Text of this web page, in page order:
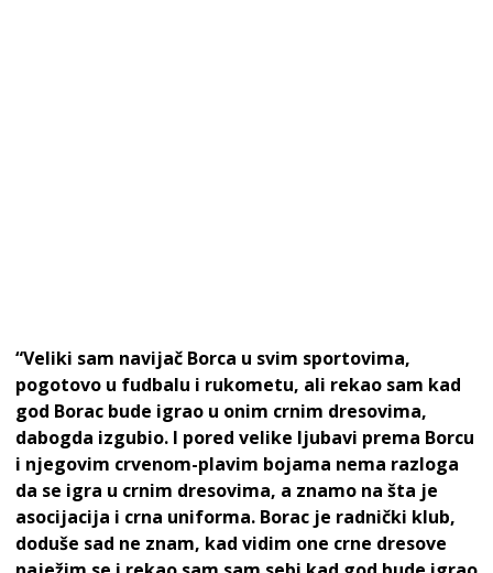
“Veliki sam navijač Borca u svim sportovima,
pogotovo u fudbalu i rukometu, ali rekao sam kad
god Borac bude igrao u onim crnim dresovima,
dabogda izgubio. I pored velike ljubavi prema Borcu
i njegovim crvenom-plavim bojama nema razloga
da se igra u crnim dresovima, a znamo na šta je
asocijacija i crna uniforma. Borac je radnički klub,
doduše sad ne znam, kad vidim one crne dresove